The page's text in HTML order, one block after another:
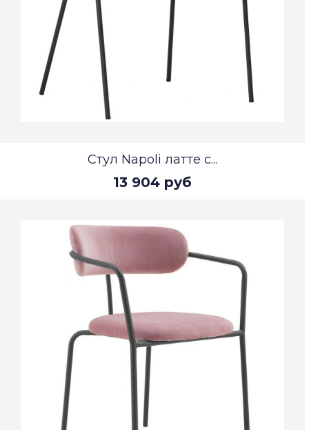
Стул Napoli латте с...
13 904 руб